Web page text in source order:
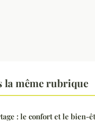
la même rubrique
: le confort et le bien-